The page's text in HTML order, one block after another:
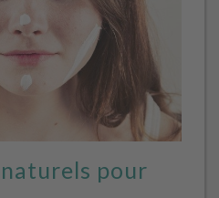
pour